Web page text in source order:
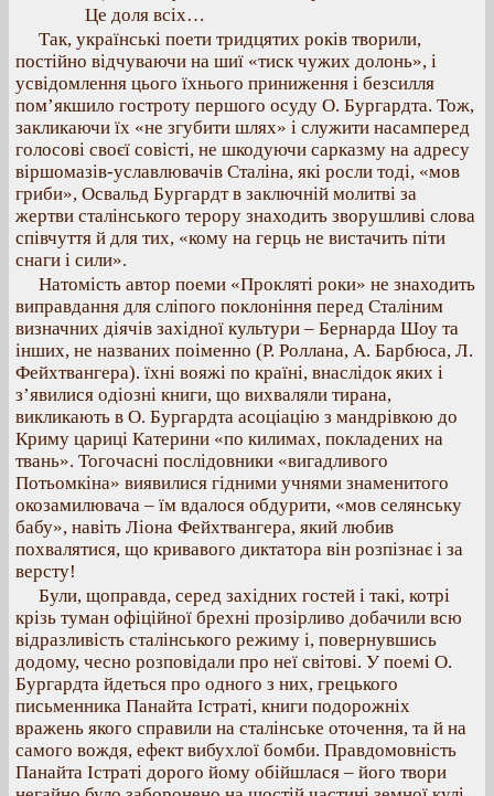
Це доля всіх…
Так, українські поети тридцятих років творили,
постійно відчуваючи на шиї «тиск чужих долонь», і
усвідомлення цього їхнього приниження і безсилля
пом’якшило гостроту першого осуду О. Бургардта. Тож,
закликаючи їх «не згубити шлях» і служити насамперед
голосові своєї совісті, не шкодуючи сарказму на адресу
віршомазів-уславлювачів Сталіна, які росли тоді, «мов
гриби», Освальд Бургардт в заключній молитві за
жертви сталінського терору знаходить зворушливі слова
співчуття й для тих, «кому на герць не вистачить піти
снаги і сили».
Натомість автор поеми «Прокляті роки» не знаходить
виправдання для сліпого поклоніння перед Сталіним
визначних діячів західної культури – Бернарда Шоу та
інших, не названих поіменно (Р. Роллана, А. Барбюса, Л.
Фейхтвангера). їхні вояжі по країні, внаслідок яких і
з’явилися одіозні книги, що вихваляли тирана,
викликають в О. Бургардта асоціацію з мандрівкою до
Криму цариці Катерини «по килимах, покладених на
твань». Тогочасні послідовники «вигадливого
Потьомкіна» виявилися гідними учнями знаменитого
окозамилювача – їм вдалося обдурити, «мов селянську
бабу», навіть Ліона Фейхтвангера, який любив
похвалятися, що кривавого диктатора він розпізнає і за
версту!
Були, щоправда, серед західних гостей і такі, котрі
крізь туман офіційної брехні прозірливо добачили всю
відразливість сталінського режиму і, повернувшись
додому, чесно розповідали про неї світові. У поемі О.
Бургардта йдеться про одного з них, грецького
письменника Панайта Істраті, книги подорожніх
вражень якого справили на сталінське оточення, та й на
самого вождя, ефект вибухлої бомби. Правдомовність
Панайта Істраті дорого йому обійшлася – його твори